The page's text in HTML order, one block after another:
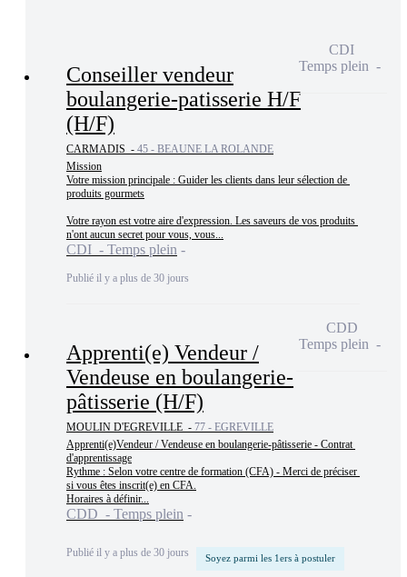
Conseiller vendeur
boulangerie-patisserie H/F
(H/F)
CARMADIS - 45 - BEAUNE LA ROLANDE
Mission
Votre mission principale : Guider les clients dans leur sélection de
produits gourmets
Votre rayon est votre aire d'expression. Les saveurs de vos produits
n'ont aucun secret pour vous, vous...
CDI - Temps plein
Publié il y a plus de 30 jours
CDI
Temps plein
Apprenti(e) Vendeur /
Vendeuse en boulangerie-
pâtisserie (H/F)
MOULIN D'EGREVILLE - 77 - EGREVILLE
Apprenti(e)Vendeur / Vendeuse en boulangerie-pâtisserie - Contrat
d'apprentissage
Rythme : Selon votre centre de formation (CFA) - Merci de préciser
si vous êtes inscrit(e) en CFA.
Horaires à définir...
CDD - Temps plein
Publié il y a plus de 30 jours Soyez parmi les 1ers à postuler
CDD
Temps plein